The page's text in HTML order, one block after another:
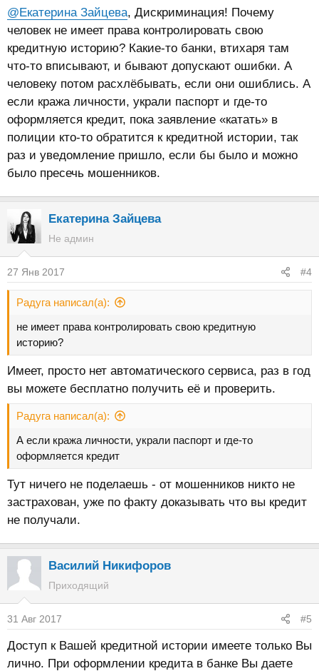
@Екатерина Зайцева, Дискриминация! Почему
человек не имеет права контролировать свою
кредитную историю? Какие-то банки, втихаря там
что-то вписывают, и бывают допускают ошибки. А
человеку потом расхлёбывать, если они ошиблись. А
если кража личности, украли паспорт и где-то
оформляется кредит, пока заявление «катать» в
полиции кто-то обратится к кредитной истории, так
раз и уведомление пришло, если бы было и можно
было пресечь мошенников.
Екатерина Зайцева
Не админ
27 Янв 2017 #4
Радуга написал(а):
не имеет права контролировать свою кредитную
историю?
Имеет, просто нет автоматического сервиса, раз в год
вы можете бесплатно получить её и проверить.
Радуга написал(а):
А если кража личности, украли паспорт и где-то
оформляется кредит
Тут ничего не поделаешь - от мошенников никто не
застрахован, уже по факту доказывать что вы кредит
не получали.
Василий Никифоров
Приходящий
31 Авг 2017 #5
Доступ к Вашей кредитной истории имеете только Вы
лично. При оформлении кредита в банке Вы даете